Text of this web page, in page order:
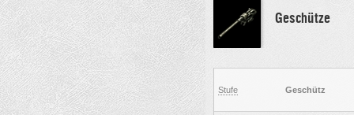
Geschütze
Stufe Geschütz